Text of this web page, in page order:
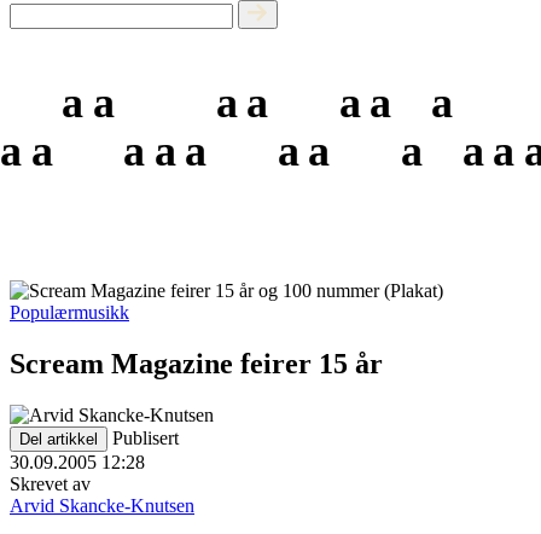
a
a
a
a
a
a
a
Populærmusikk
Scream Magazine feirer 15 år
Del artikkel
Publisert
30.09.2005 12:28
Skrevet av
Arvid Skancke-Knutsen